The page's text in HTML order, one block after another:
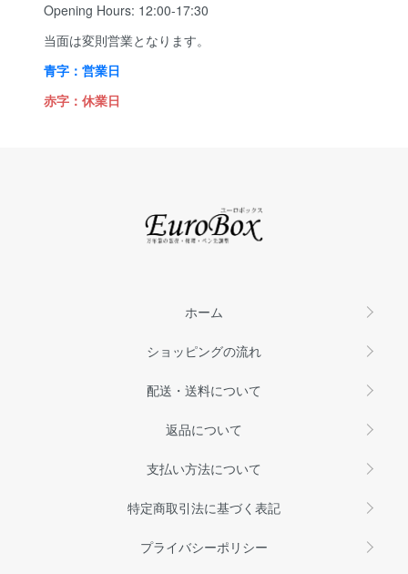
Opening Hours: 12:00-17:30
当面は変則営業となります。
青字：営業日
赤字：休業日
ホーム
ショッピングの流れ
配送・送料について
返品について
支払い方法について
特定商取引法に基づく表記
プライバシーポリシー